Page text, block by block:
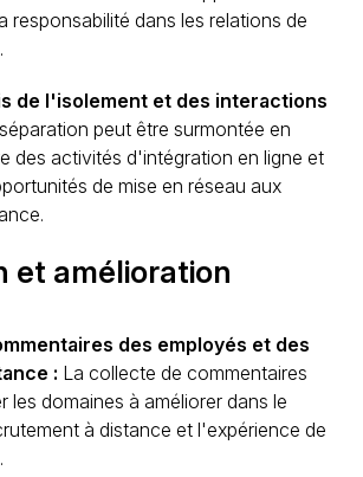
responsabilité dans les relations de
de l'isolement et des interactions
peut être surmontée en
des activités d'intégration en ligne et
de mise en réseau aux
et amélioration
des employés et des
: La collecte de commentaires
les domaines à améliorer dans le
à distance et l'expérience de